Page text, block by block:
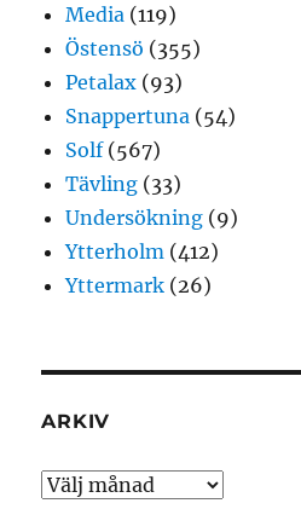
Media (119)
Östensö (355)
Petalax (93)
Snappertuna (54)
Solf(567)
Tävling (33)
Undersökning (9)
Ytterholm (412)
Yttermark (26)
ARKIV
Arkiv